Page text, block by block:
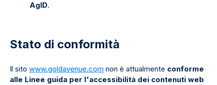
AgID.
Stato di conformità
Il sito www.goldavenue.com non è attualmente conforme
alle Linee guida per l'accessibilità dei contenuti web